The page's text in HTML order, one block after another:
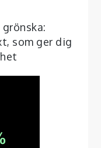
som ger dig